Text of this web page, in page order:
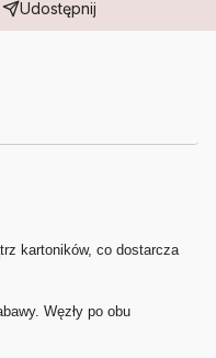
Udostępnij
kartoników, co dostarcza
Węzły po obu